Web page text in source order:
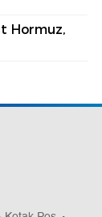
Hormuz,